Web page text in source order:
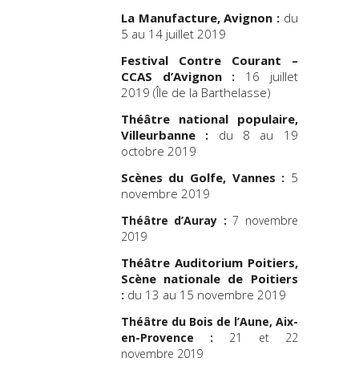
La Manufacture, Avignon : du
5 au 14 juillet 2019
Festival Contre Courant –
CCAS d’Avignon : 16 juillet
2019 (Île de la Barthelasse)
Théâtre national populaire,
Villeurbanne : du 8 au 19
octobre 2019
Scènes du Golfe, Vannes : 5
novembre 2019
Théâtre d’Auray : 7 novembre
2019
Théâtre Auditorium Poitiers,
Scène nationale de Poitiers
:du 13 au 15 novembre 2019
Théâtre du Bois de l’Aune, Aix-
en-Provence : 21 et 22
novembre 2019